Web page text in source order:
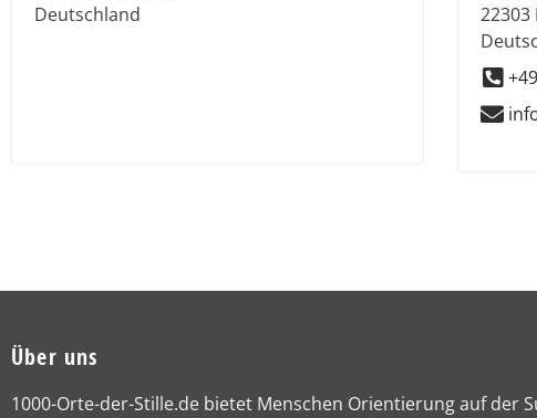
Deutschland
22303
Über uns
1000-Orte-der-Stille.de bietet Menschen Orientierung auf der